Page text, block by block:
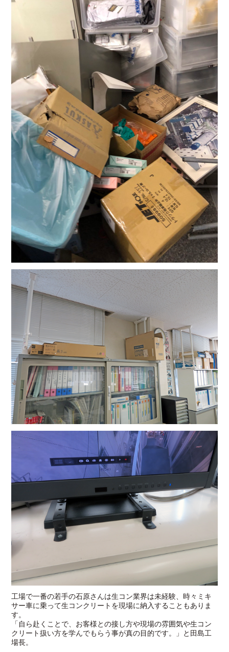
工場で一番の若手の石原さんは生コン業界は未経験、時々ミキ
サー車に乗って生コンクリートを現場に納入することもありま
す。
「自ら赴くことで、お客様との接し方や現場の雰囲気や生コン
クリート扱い方を学んでもらう事が真の目的です。」と田島工
場長。